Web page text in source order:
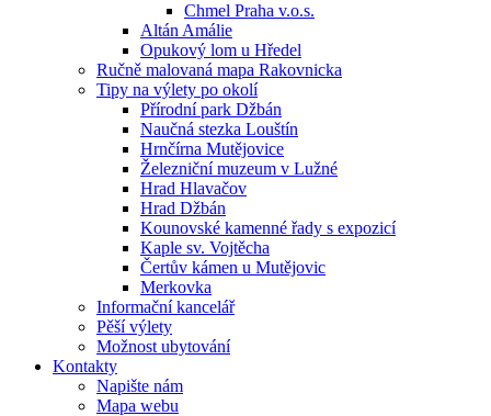
Chmel Praha v.o.s.
Altán Amálie
Opukový lom u Hředel
Ručně malovaná mapa Rakovnicka
Tipy na výlety po okolí
Přírodní park Džbán
Naučná stezka Louštín
Hrnčírna Mutějovice
Železniční muzeum v Lužné
Hrad Hlavačov
Hrad Džbán
Kounovské kamenné řady s expozicí
Kaple sv. Vojtěcha
Čertův kámen u Mutějovic
Merkovka
Informační kancelář
Pěší výlety
Možnost ubytování
Kontakty
Napište nám
Mapa webu